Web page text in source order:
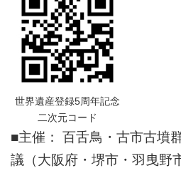
世界遺産登録5周年記念
二次元コード
■主催： 百舌鳥・古市古墳
議（大阪府・堺市・羽曳野